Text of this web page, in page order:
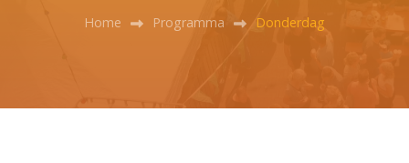
Home Programma Donderdag